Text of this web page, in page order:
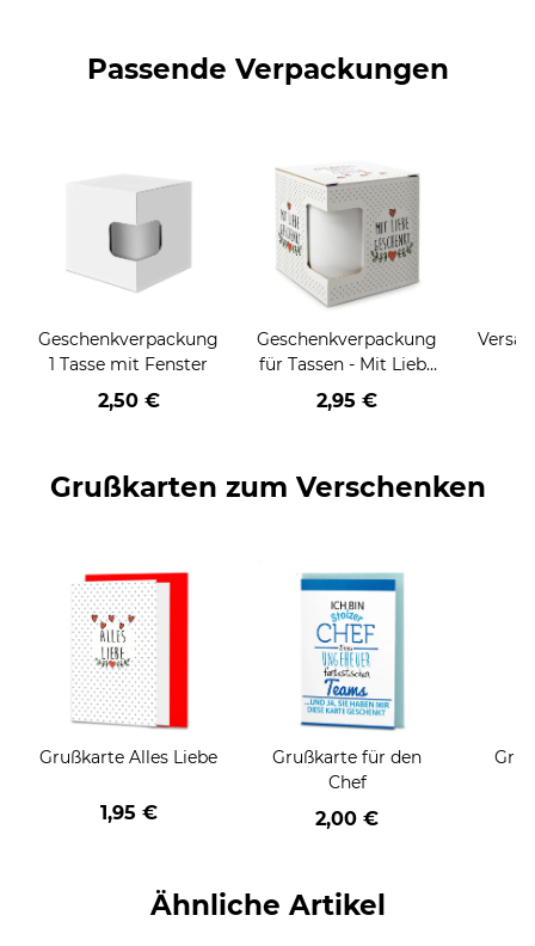
Passende Verpackungen
Geschenkverpackung
1 Tasse mit Fenster
2,50 €
Geschenkverpackung
für Tassen - Mit Liebe
geschenkt
2,95 €
Grußkarten zum Verschenken
Grußkarte Alles Liebe
1,95 €
Grußkarte für den
Chef
2,00 €
Ähnliche Artikel